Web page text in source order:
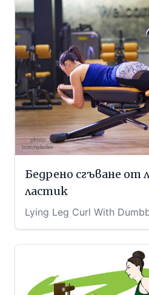
Бедрено сгъване от
ластик
Lying Leg Curl With